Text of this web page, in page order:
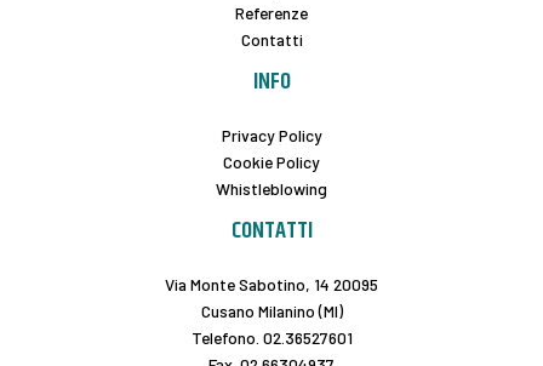
Referenze
Contatti
INFO
Privacy Policy
Cookie Policy
Whistleblowing
CONTATTI
Via Monte Sabotino, 14 20095
Cusano Milanino (MI)
Telefono. 02.36527601